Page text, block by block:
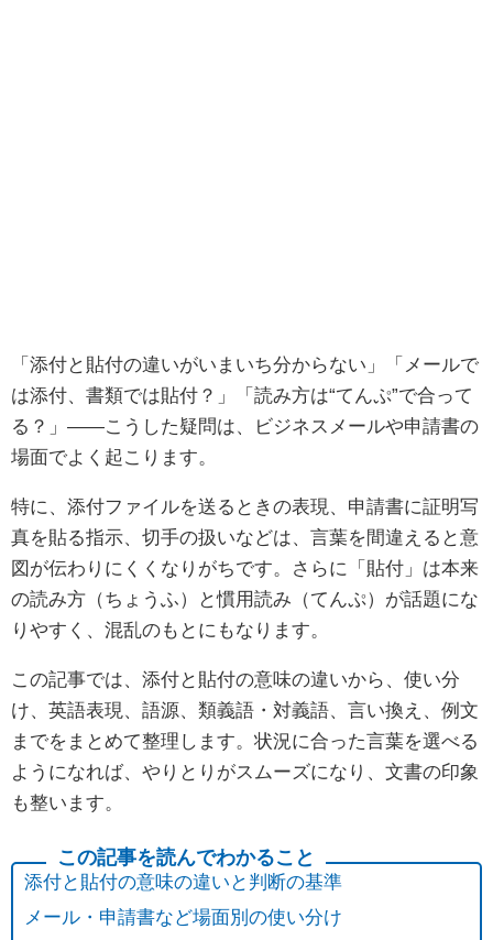
「添付と貼付の違いがいまいち分からない」「メールで
は添付、書類では貼付？」「読み方は“てんぷ”で合って
る？」――こうした疑問は、ビジネスメールや申請書の
場面でよく起こります。
特に、添付ファイルを送るときの表現、申請書に証明写
真を貼る指示、切手の扱いなどは、言葉を間違えると意
図が伝わりにくくなりがちです。さらに「貼付」は本来
の読み方（ちょうふ）と慣用読み（てんぷ）が話題にな
りやすく、混乱のもとにもなります。
この記事では、添付と貼付の意味の違いから、使い分
け、英語表現、語源、類義語・対義語、言い換え、例文
までをまとめて整理します。状況に合った言葉を選べる
ようになれば、やりとりがスムーズになり、文書の印象
も整います。
添付と貼付の意味の違いと判断の基準
メール・申請書など場面別の使い分け